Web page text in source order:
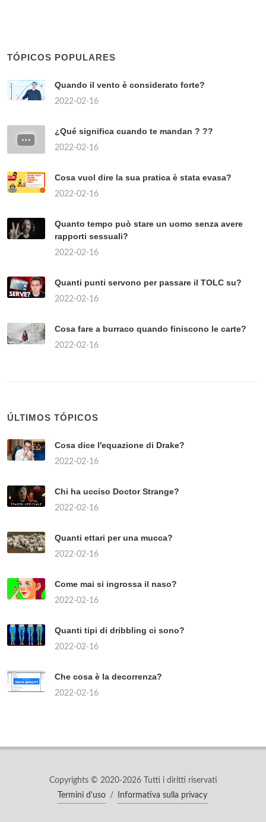
TÓPICOS POPULARES
Quando il vento è considerato forte?
2022-02-16
¿Qué significa cuando te mandan ? ??
2022-02-16
Cosa vuol dire la sua pratica è stata evasa?
2022-02-16
Quanto tempo può stare un uomo senza avere
rapporti sessuali?
2022-02-16
Quanti punti servono per passare il TOLC su?
2022-02-16
Cosa fare a burraco quando finiscono le carte?
2022-02-16
ÚLTIMOS TÓPICOS
Cosa dice l'equazione di Drake?
2022-02-16
Chi ha ucciso Doctor Strange?
2022-02-16
Quanti ettari per una mucca?
2022-02-16
Come mai si ingrossa il naso?
2022-02-16
Quanti tipi di dribbling ci sono?
2022-02-16
Che cosa è la decorrenza?
2022-02-16
Copyrights © 2020-2026 Tutti i diritti riservati
Termini d'uso
/ Informativa sulla privacy